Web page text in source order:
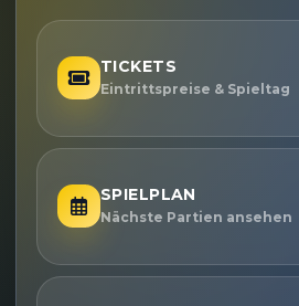
TICKETS
Eintrittspreise & Spieltag
SPIELPLAN
Nächste Partien ansehen